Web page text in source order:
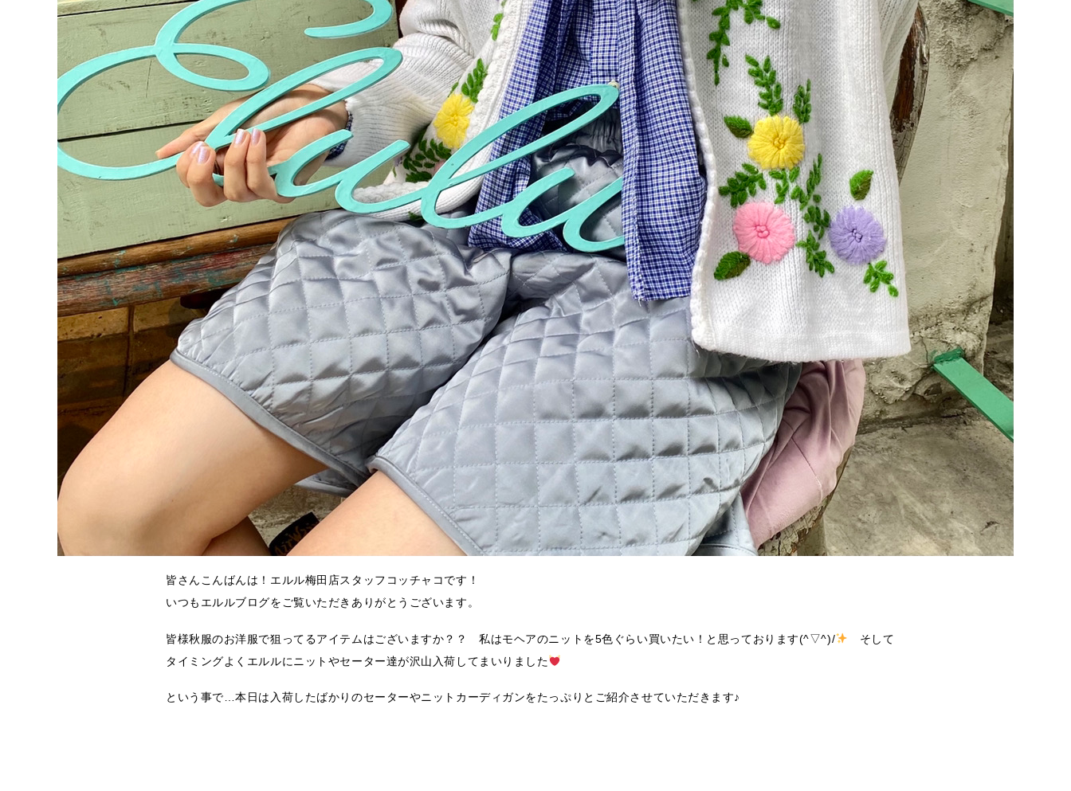
皆さんこんばんは！エルル梅田店スタッフコッチャコです！
いつもエルルブログをご覧いただきありがとうございます。
皆様秋服のお洋服で狙ってるアイテムはございますか？？ 私はモヘアのニットを5色ぐらい買いたい！と思っております(^▽^)/
そして
タイミングよくエルルにニットやセーター達が沢山入荷してまいりました
という事で…本日は入荷したばかりのセーターやニットカーディガンをたっぷりとご紹介させていただきます♪